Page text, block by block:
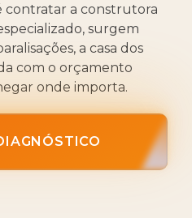
contratar a construtora
surgem
a casa dos
com o orçamento
onde importa.